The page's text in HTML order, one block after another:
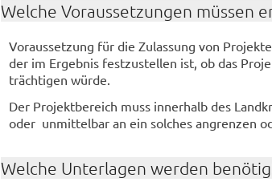
Wel­che Vor­aus­set­zun­gen müs­sen
Vor­aus­set­zung für die Zu­las­sung von
der im Er­geb­nis fest­zu­stel­len ist, ob das
träch­ti­gen würde.
Der Pro­jekt­be­reich muss in­ner­halb des
oder un­mit­tel­bar an ein sol­ches an­gren­zen
Wel­che Un­ter­la­gen wer­den